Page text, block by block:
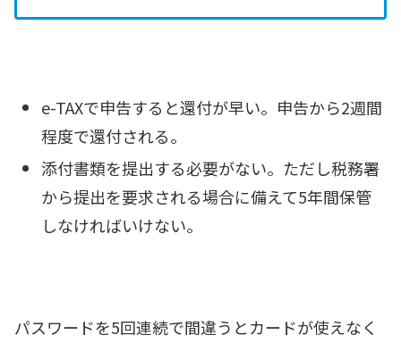
e-TAXで申告すると還付が早い。申告から2週間
程度で還付される。
添付書類を提出する必要がない。ただし税務署
から提出を要求される場合に備えて5年間保管
しなければいけない。
パスワードを5回連続で間違うとカードが使えなく